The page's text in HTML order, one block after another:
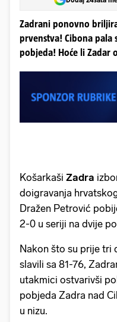
Zadrani ponovno
prvenstva! Cibona pala
pobjeda! Hoće li Zadar
Košarkaši Zadra
doigravanja
Dražen Petrović
2-0 u seriji na dvije
Nakon što su prije tri
slavili sa 81-76,
utakmici ostvarivši
pobjeda Zadra nad
u nizu.